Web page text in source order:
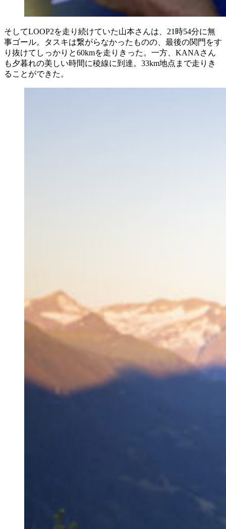
そしてLOOP2を走り続けていた山本さんは、21時54分に無
事ゴール。タスキは繋がらなかったものの、最後の関門をす
り抜けてしっかりと60kmを走りきった。一方、KANAさん
も夕暮れの美しい時間に稜線に到達。33km地点まで走りき
ることができた。